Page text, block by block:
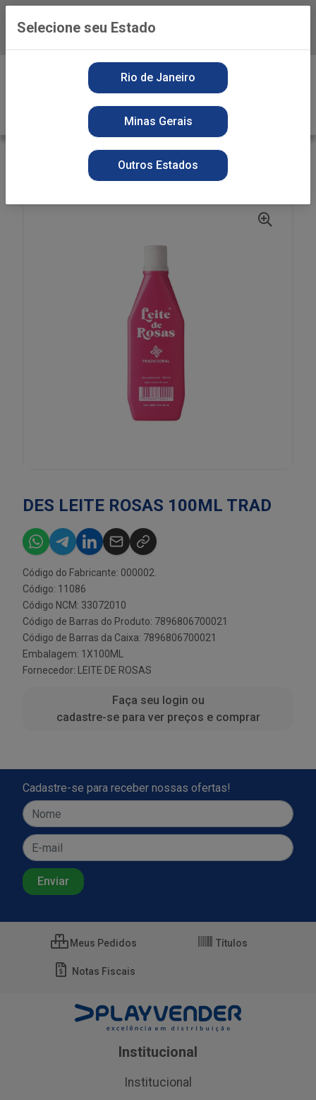
Baixe já o APP da Playvender
PERFUMARIA
DESODORANTE
DES LEITE ROSAS 100ML TRAD
DES LEITE ROSAS 100ML TRAD
Código do Fabricante: 000002.
Código: 11086
Código NCM: 33072010
Código de Barras do Produto: 7896806700021
Código de Barras da Caixa: 7896806700021
Embalagem: 1X100ML
Fornecedor:
LEITE DE ROSAS
Faça seu login ou
cadastre-se para ver preços e comprar
Cadastre-se para receber nossas ofertas!
Meus Pedidos Títulos
Notas Fiscais
Institucional
Institucional
Selecione seu Estado
Rio de Janeiro
Minas Gerais
Outros Estados